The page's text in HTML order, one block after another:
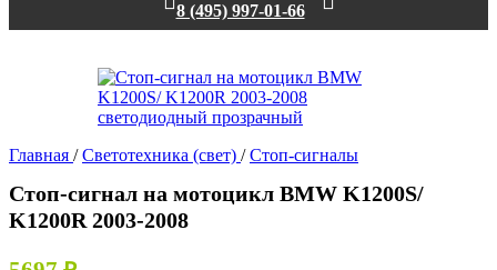
8 (495) 997-01-66
Главная / Светотехника (свет) / Стоп-сигналы
Стоп-сигнал на мотоцикл BMW K1200S/
K1200R 2003-2008